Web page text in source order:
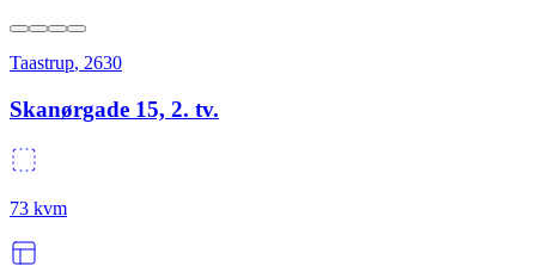
Taastrup, 2630
Skanørgade 15, 2. tv.
73 kvm